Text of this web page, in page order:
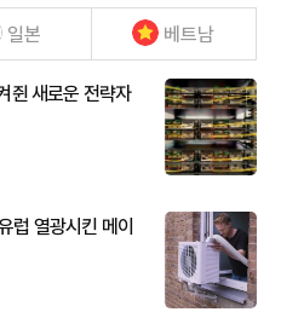
일본 베트남
쥔 새로운 전략자
럽 열광시킨 메이